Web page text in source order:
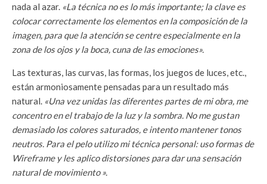
nada al azar. «La técnica no es lo más importante; la clave es
colocar correctamente los elementos en la composición de la
imagen, para que la atención se centre especialmente en la
zona de los ojos y la boca, cuna de las emociones».
Las texturas, las curvas, las formas, los juegos de luces, etc.,
están armoniosamente pensadas para un resultado más
natural. «Una vez unidas las diferentes partes de mi obra, me
concentro en el trabajo de la luz y la sombra. No me gustan
demasiado los colores saturados, e intento mantener tonos
neutros. Para el pelo utilizo mi técnica personal: uso formas de
Wireframe y les aplico distorsiones para dar una sensación
natural de movimiento ».